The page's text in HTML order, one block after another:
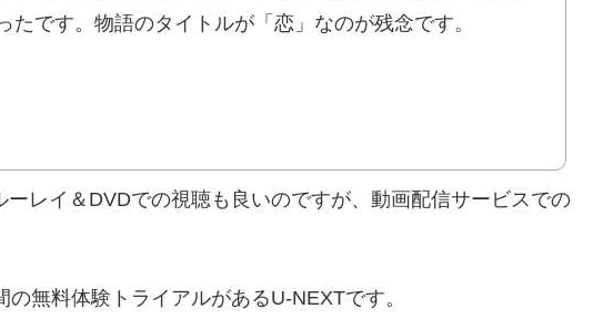
たです。物語のタイトルが「恋」なのが残念です。
ーレイ＆DVDでの視聴も良いのですが、動画配信サービスでの
無料体験トライアルがあるU-NEXTです。